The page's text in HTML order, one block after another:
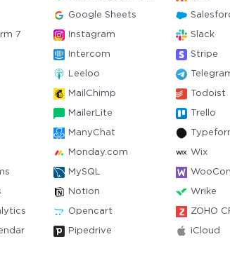
Google Sheets
7 Instagram Slack
Intercom Stripe
Leeloo
MailChimp Todoist
MailerLite Trello
ManyChat
Monday.com Wix
MySQL
Notion Wrike
Opencart ZOHO
Pipedrive iCloud